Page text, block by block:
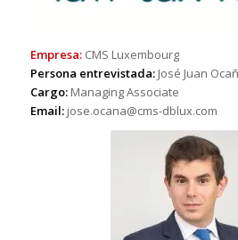
Empresa:CMS Luxembourg
Persona entrevistada:José Juan
Cargo: Managing Associate
Email:jose.ocana@cms-dblux.com